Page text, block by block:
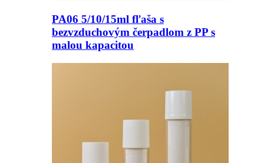
PA06 5/10/15ml fľaša s
bezvzduchovým čerpadlom z PP s
malou kapacitou